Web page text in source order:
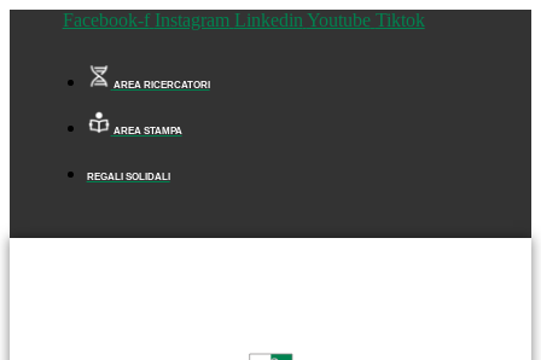
Facebook-f Instagram Linkedin Youtube Tiktok
AREA RICERCATORI
AREA STAMPA
REGALI SOLIDALI